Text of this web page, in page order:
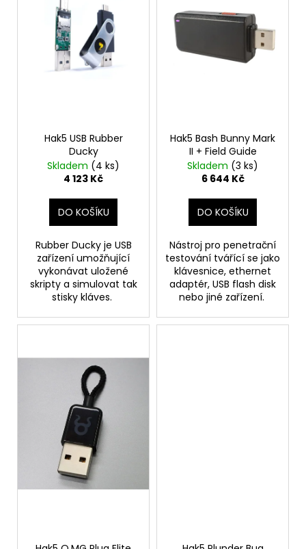
Hak5 USB Rubber
Ducky
Skladem (4 ks)
4 123 Kč
DO KOŠÍKU
Rubber Ducky je USB
zařízení umožňující
vykonávat uložené
skripty a simulovat tak
stisky kláves.
Hak5 Bash Bunny Mark
II + Field Guide
Skladem (3 ks)
6 644 Kč
DO KOŠÍKU
Nástroj pro penetrační
testování tvářící se jako
klávesnice, ethernet
adaptér, USB flash disk
nebo jiné zařízení.